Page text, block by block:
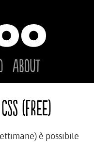
About
(free)
è possibile